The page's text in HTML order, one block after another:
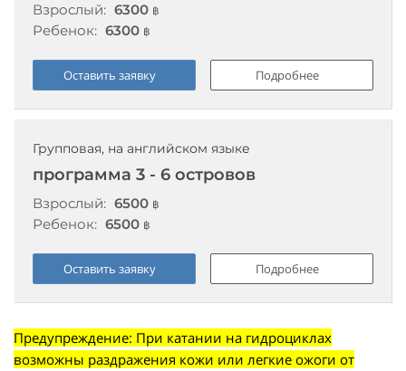
Взрослый: 6300 ฿
Ребенок: 6300 ฿
Оставить заявку Подробнее
Групповая, на английском языке
программа 3 - 6 островов
Взрослый: 6500 ฿
Ребенок: 6500 ฿
Оставить заявку Подробнее
Предупреждение: При катании на гидроциклах
возможны раздражения кожи или легкие ожоги от